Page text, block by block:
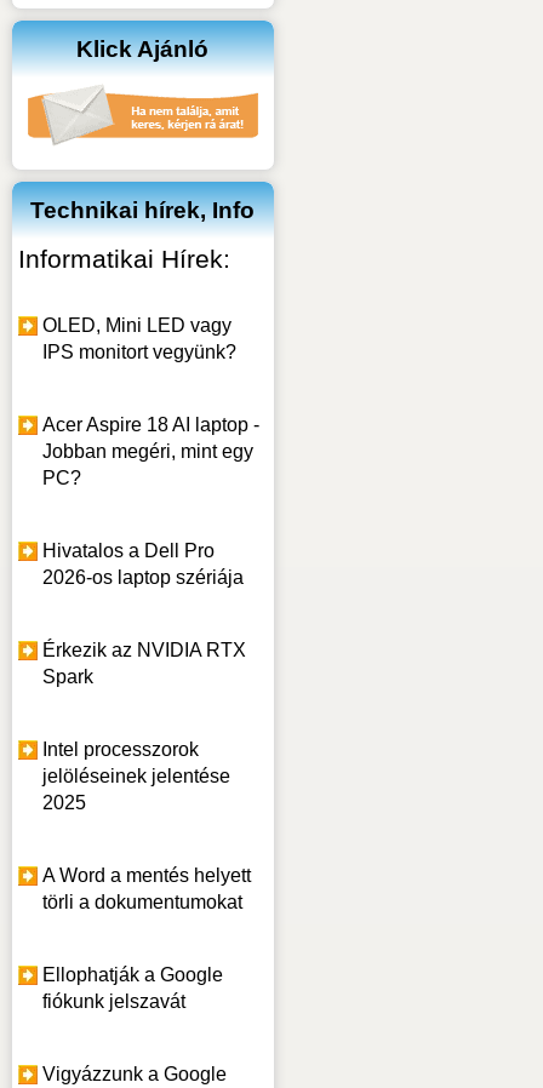
Klick Ajánló
Technikai hírek, Info
Informatikai Hírek:
OLED, Mini LED vagy
IPS monitort vegyünk?
Acer Aspire 18 AI laptop -
Jobban megéri, mint egy
PC?
Hivatalos a Dell Pro
2026-os laptop szériája
Érkezik az NVIDIA RTX
Spark
Intel processzorok
jelöléseinek jelentése
2025
A Word a mentés helyett
törli a dokumentumokat
Ellophatják a Google
fiókunk jelszavát
Vigyázzunk a Google